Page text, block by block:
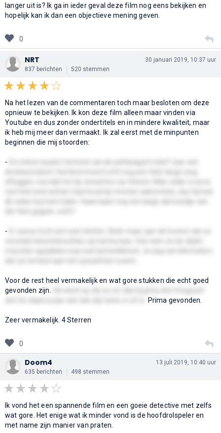
langer uit is? Ik ga in ieder geval deze film nog eens bekijken en
hopelijk kan ik dan een objectieve mening geven.
0
NRT
837 berichten 520 stemmen
30 januari 2019, 10:37 uur
Na het lezen van de commentaren toch maar besloten om deze
opnieuw te bekijken. Ik kon deze film alleen maar vinden via
Youtube en dus zonder ondertitels en in mindere kwaliteit, maar
ik heb mij meer dan vermaakt. Ik zal eerst met de minpunten
beginnen die mij stoorden:
-
-
Voor de rest heel vermakelijk en wat gore stukken die echt goed
gevonden zijn.
Prima gevonden.
Zeer vermakelijk. 4 Sterren
0
Doom4
635 berichten 498 stemmen
13 juli 2019, 10:40 uur
Ik vond het een spannende film en een goeie detective met zelfs
wat gore. Het enige wat ik minder vond is de hoofdrolspeler en
met name zijn manier van praten.